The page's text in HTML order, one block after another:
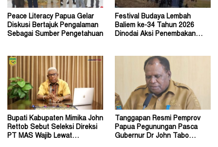
Peace Literacy Papua Gelar
Diskusi Bertajuk Pengalaman
Sebagai Sumber Pengetahuan
Festival Budaya Lembah
Baliem ke-34 Tahun 2026
Dinodai Aksi Penembakan
Bupati Kabupaten Mimika John
Rettob Sebut Seleksi Direksi
PT MAS Wajib Lewat
Tanggapan Resmi Pemprov
Papua Pegunungan Pasca
Gubernur Dr John Tabo